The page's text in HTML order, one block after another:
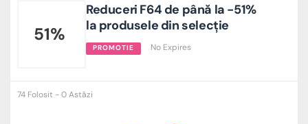
51%
Reduceri F64 de până la -51%
la produsele din selecție
PROMOTIE No Expires
74 Folosit - 0 Astăzi